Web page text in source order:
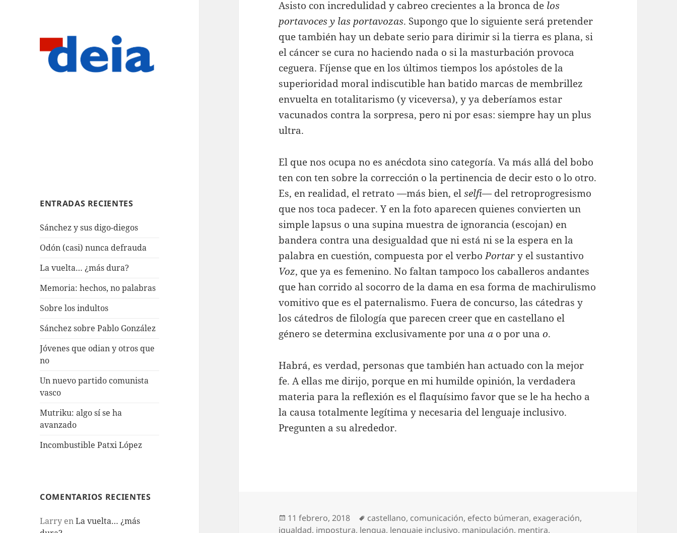
ENTRADAS RECIENTES
Sánchez y sus digo-diegos
Odón (casi) nunca defrauda
La vuelta… ¿más dura?
Memoria: hechos, no palabras
Sobre los indultos
Sánchez sobre Pablo González
Jóvenes que odian y otros que
no
Un nuevo partido comunista
vasco
Mutriku: algo sí se ha
avanzado
Incombustible Patxi López
COMENTARIOS RECIENTES
Larry enLa vuelta… ¿más
Asisto con incredulidad y cabreo crecientes a la bronca de los
portavoces y las portavozas. Supongo que lo siguiente será pretender
que también hay un debate serio para dirimir si la tierra es plana, si
el cáncer se cura no haciendo nada o si la masturbación provoca
ceguera. Fíjense que en los últimos tiempos los apóstoles de la
superioridad moral indiscutible han batido marcas de membrillez
envuelta en totalitarismo (y viceversa), y ya deberíamos estar
vacunados contra la sorpresa, pero ni por esas: siempre hay un plus
ultra.
El que nos ocupa no es anécdota sino categoría. Va más allá del bobo
ten con ten sobre la corrección o la pertinencia de decir esto o lo otro.
Es, en realidad, el retrato —más bien, elselfi— del retroprogresismo
que nos toca padecer. Y en la foto aparecen quienes convierten un
simple lapsus o una supina muestra de ignorancia (escojan) en
bandera contra una desigualdad que ni está ni se la espera en la
palabra en cuestión, compuesta por el verboPortary el sustantivo
Voz, que ya es femenino. No faltan tampoco los caballeros andantes
que han corrido al socorro de la dama en esa forma de machirulismo
vomitivo que es el paternalismo. Fuera de concurso, las cátedras y
los cátedros de filología que parecen creer que en castellano el
género se determina exclusivamente por una a o por unao.
Habrá, es verdad, personas que también han actuado con la mejor
fe. A ellas me dirijo, porque en mi humilde opinión, la verdadera
materia para la reflexión es el flaquísimo favor que se le ha hecho a
la causa totalmente legítima y necesaria del lenguaje inclusivo.
Pregunten a su alrededor.
Publicado
el
11 febrero, 2018 Etiquetas
castellano, comunicación, efecto búmeran, exageración,
igualdad, impostura, lengua, lenguaje inclusivo, manipulación, mentira,